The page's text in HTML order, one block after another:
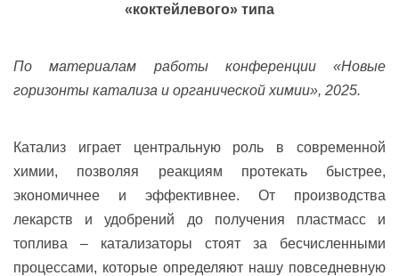
«коктейлевого» типа
По материалам работы конференции «Новые
горизонты катализа и органической химии», 2025.
Катализ играет центральную роль в современной
химии, позволяя реакциям протекать быстрее,
экономичнее и эффективнее. От производства
лекарств и удобрений до получения пластмасс и
топлива – катализаторы стоят за бесчисленными
процессами, которые определяют нашу повседневную